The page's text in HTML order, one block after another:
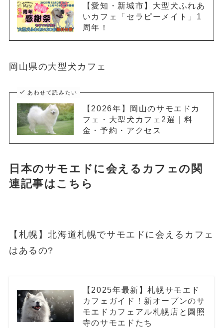
【愛知・新城市】大型犬ふれあ
いカフェ「セラピーメイト」1
周年！
岡山県の大型犬カフェ
あわせて読みたい
【2026年】岡山のサモエドカ
フェ・大型犬カフェ2選｜料
金・予約・アクセス
日本のサモエドに会えるカフェの関
連記事はこちら
【札幌】北海道札幌でサモエドに会えるカフェ
はあるの?
【2025年最新】札幌サモエド
カフェガイド！新オープンのサ
モエドカフェアル札幌店と圓照
寺のサモエドたち